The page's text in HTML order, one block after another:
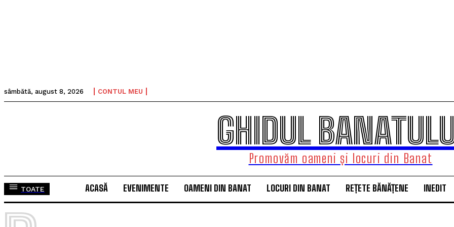
sâmbătă, august 8, 2026 CONTUL MEU
GHIDUL
Promovăm oameni și locuri din Banat
TOATE ACASĂ EVENIMENTE OAMENI DIN BANAT LOCURI DIN BANAT REȚETE BĂNĂȚENE INEDIT